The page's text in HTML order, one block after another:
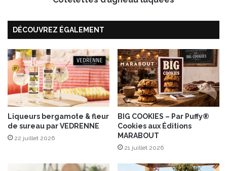
e
r
e
!
’
n
e
u
l
a
q
u
é
DÉCOUVREZ ÉGALEMENT
Liqueurs bergamote & fleur
de sureau par VEDRENNE
22 juillet 2026
BIG COOKIES – Par Puffy®
Cookies aux Éditions
MARABOUT
21 juillet 2026